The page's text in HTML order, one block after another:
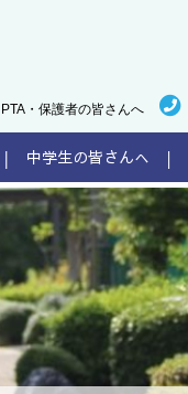
PTA・保護者の皆さんへ
中学生の皆さんへ